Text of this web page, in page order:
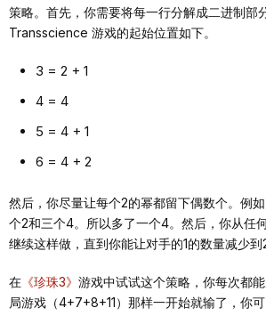
策略。首先，你需要将每一行分解成二进制部
Transscience 游戏的起始位置如下。
3 = 2 + 1
4 = 4
5 = 4 + 1
6 = 4 + 2
然后，你尽量让每个2的幂都留下偶数个。例
个2和三个4。所以多了一个4。然后，你从任
继续这样做，直到你能让对手的1的数量减少到
在 《珍珠3》 游戏中试试这个策略，你每次都
局游戏（4+7+8+11）那样一开始就输了，你可